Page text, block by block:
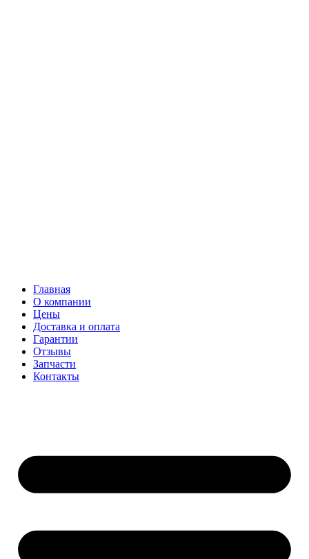
Главная
О компании
Цены
Доставка и оплата
Гарантии
Отзывы
Запчасти
Контакты